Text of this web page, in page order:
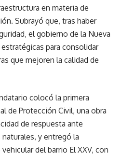
en materia de
Subrayó que, tras haber
el gobierno de la Nueva
para consolidar
que mejoren la calidad de
colocó la primera
de Protección Civil, una obra
de respuesta ante
y entregó la
del barrio El XXV, con